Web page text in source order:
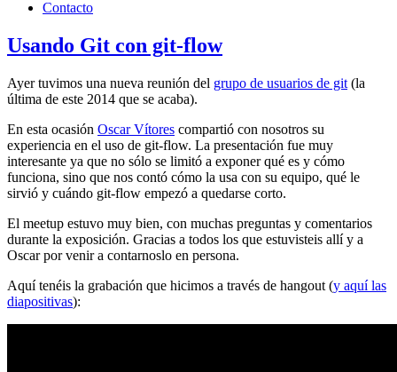
Contacto
Usando Git con git-flow
Ayer tuvimos una nueva reunión del grupo de usuarios de git (la
última de este 2014 que se acaba).
En esta ocasión Oscar Vítores compartió con nosotros su
experiencia en el uso de git-flow. La presentación fue muy
interesante ya que no sólo se limitó a exponer qué es y cómo
funciona, sino que nos contó cómo la usa con su equipo, qué le
sirvió y cuándo git-flow empezó a quedarse corto.
El meetup estuvo muy bien, con muchas preguntas y comentarios
durante la exposición. Gracias a todos los que estuvisteis allí y a
Oscar por venir a contarnoslo en persona.
Aquí tenéis la grabación que hicimos a través de hangout (y aquí las
diapositivas):